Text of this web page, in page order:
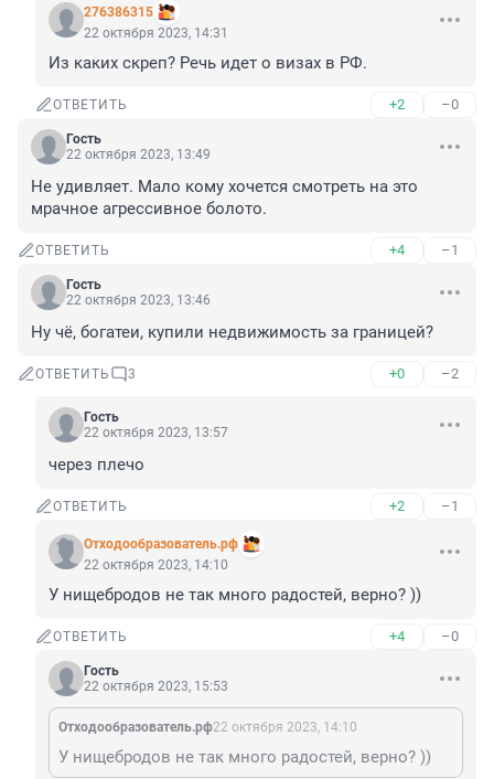
276386315
22 октября 2023, 14:31
Из каких скреп? Речь идет о визах в РФ.
ОТВЕТИТЬ +2 –0
Гость
22 октября 2023, 13:49
Не удивляет. Мало кому хочется смотреть на это
мрачное агрессивное болото.
ОТВЕТИТЬ +4 –1
Гость
22 октября 2023, 13:46
Ну чё, богатеи, купили недвижимость за границей?
ОТВЕТИТЬ 3 +0 –2
Гость
22 октября 2023, 13:57
через плечо
ОТВЕТИТЬ +2 –1
Отходообразователь.рф
22 октября 2023, 14:10
У нищебродов не так много радостей, верно? ))
ОТВЕТИТЬ +4 –0
Гость
22 октября 2023, 15:53
Отходообразователь.рф22 октября 2023, 14:10
У нищебродов не так много радостей, верно? ))